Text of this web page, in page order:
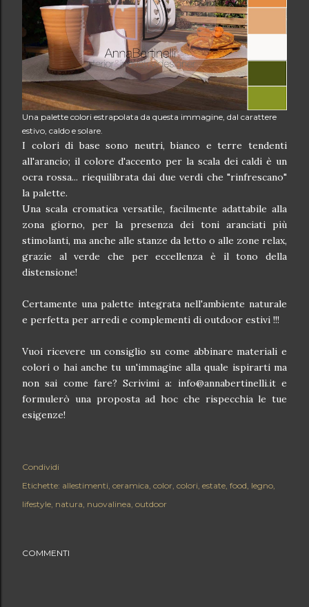
Una palette colori estrapolata da questa immagine, dal carattere
estivo, caldo e solare.
I colori di base sono neutri, bianco e terre tendenti
all'arancio; il colore d'accento per la scala dei caldi è un
ocra rossa... riequilibrata dai due verdi che "rinfrescano"
la palette.
Una scala cromatica versatile, facilmente adattabile alla
zona giorno, per la presenza dei toni aranciati più
stimolanti, ma anche alle stanze da letto o alle zone relax,
grazie al verde che per eccellenza è il tono della
distensione!
Certamente una palette integrata nell'ambiente naturale
e perfetta per arredi e complementi di outdoor estivi !!!
Vuoi ricevere un consiglio su come abbinare materiali e
colori o hai anche tu un'immagine alla quale ispirarti ma
non sai come fare? Scrivimi a: info@annabertinelli.it e
formulerò una proposta ad hoc che rispecchia le tue
esigenze!
Condividi
Etichette: allestimenti ceramica color colori estate food legno
lifestyle natura nuovalinea outdoor
COMMENTI